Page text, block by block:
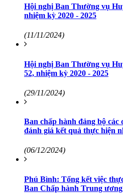
Hội nghị Ban Thường vụ
nhiệm kỳ 2020 - 2025
(11/11/2024)
Hội nghị Ban Thường vụ
52, nhiệm kỳ 2020 - 2025
(29/11/2024)
Ban chấp hành đảng bộ
đánh giá kết quả thực hiện
(06/12/2024)
Phú Bình: Tổng kết việc
Ban Chấp hành Trung